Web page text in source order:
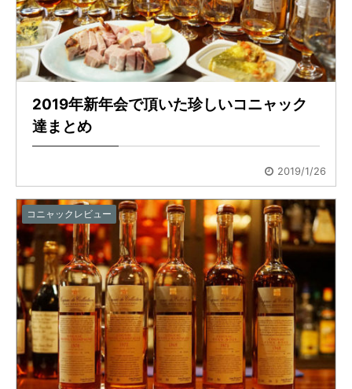
2019年新年会で頂いた珍しいコニャック
達まとめ
2019/1/26
コニャックレビュー